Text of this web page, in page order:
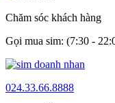
Chăm sóc khách hàng
Gọi mua sim: (7:30 -
024.33.66.8888